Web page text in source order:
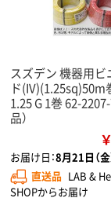
スズデン 機器用ビ
ド(IV)(1.25sq)50m
1.25 G 1巻 62-2207-
品）
お届け日：8月21日（金
直送品 LAB &
SHOPからお届け